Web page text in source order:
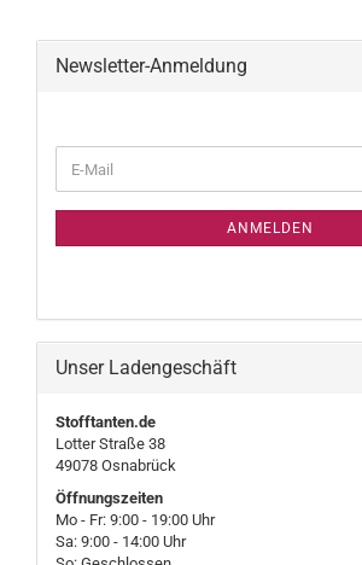
Newsletter-Anmeldung
ZUR
E-
Mail
ANMELDEN
Unser Ladengeschäft
Stofftanten.de
Lotter Straße 38
49078 Osnabrück
Öffnungszeiten
Mo - Fr: 9:00 - 19:00 Uhr
Sa: 9:00 - 14:00 Uhr